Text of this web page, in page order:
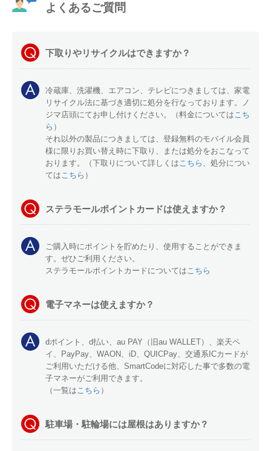
よくあるご質問
下取りやリサイクルはできますか？
冷蔵庫、洗濯機、エアコン、テレビにつきましては、家電
リサイクル法に基づき適切に処分を行なっております。ノ
ジマ店頭にてお申し付けください。（料金については こち
ら ）
それ以外の製品につきましては、登録無料のモバイル会員
様に限りお買い替え時に下取り、または処分をおこなって
おります。（下取りについて詳しくは こちら
、処分につい
ては こちら ）
ステラモールポイントカードは使えますか？
ご購入時にポイントを貯めたり、使用することができま
す。ぜひご利用ください。
ステラモールポイントカードについては こちら
電子マネーは使えますか？
dポイント、d払い、au PAY（旧au WALLET）、楽天ペ
イ、PayPay、WAON、iD、QUICPay、交通系ICカードが
ご利用いただける他、SmartCodeに対応した事で多数の電
子マネーがご利用できます。
（一覧は こちら ）
駐車場・駐輪場には屋根はありますか？